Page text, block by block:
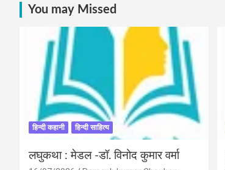
You may Missed
हिन्दी कहानी हिन्दी साहित्य
लघुकथा : मेडल -डॉ. विनोद कुमार वर्मा